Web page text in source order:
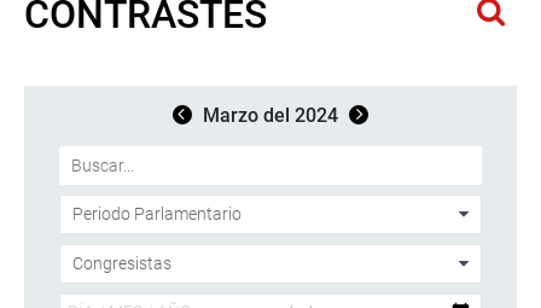
CONTRASTES
Marzo del 2024